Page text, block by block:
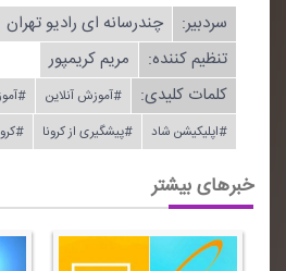
سردبیر:
چندرسانه ای رادیو تهران
تنظیم كننده:
مریم كریمپور
کلمات کلیدی:
#آموزش آنلاین
#اپلیكیشن شاد
#پیشگیری از كرونا
خبرهای بیشتر